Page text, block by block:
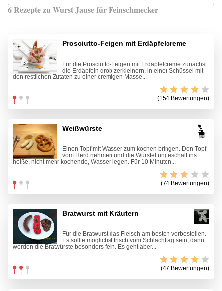
6 Rezepte zu Wurst Jause für Feinschmecker
Prosciutto-Feigen mit Erdäpfelcreme
Für die Prosciutto-Feigen mit Erdäpfelcreme zunächst
die Erdäpfeln grob zerkleinern, in einer Schüssel mit
den restlichen Zutaten zu einer cremigen Masse...
(154 Bewertungen)
Weißwürste
Einen Topf mit Wasser zum kochen bringen. Den Topf
vom Herd nehmen und die Würstel ungeschält ins
heiße, nicht mehr kochende, Wasser legen. Für 10 Minuten...
(74 Bewertungen)
Bratwurst mit Kräutern
Für die Bratwurst das Fleisch am besten vorbestellen.
Es sollte möglichst frisch vom Schlachttag sein, dann
werden die Bratwürste besonders fein. Es geht aber...
(47 Bewertungen)